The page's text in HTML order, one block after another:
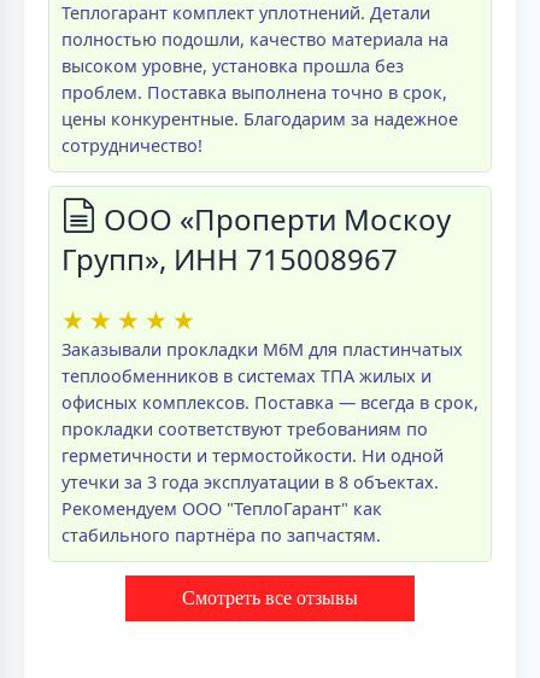
Теплогарант комплект уплотнений. Детали
полностью подошли, качество материала на
высоком уровне, установка прошла без
проблем. Поставка выполнена точно в срок,
цены конкурентные. Благодарим за надежное
сотрудничество!
ООО «Проперти Москоу
Групп», ИНН 715008967
★ ★ ★ ★ ★
Заказывали прокладки M6M для пластинчатых
теплообменников в системах ТПА жилых и
офисных комплексов. Поставка — всегда в срок,
прокладки соответствуют требованиям по
герметичности и термостойкости. Ни одной
утечки за 3 года эксплуатации в 8 объектах.
Рекомендуем ООО "ТеплоГарант" как
стабильного партнёра по запчастям.
Смотреть все отзывы